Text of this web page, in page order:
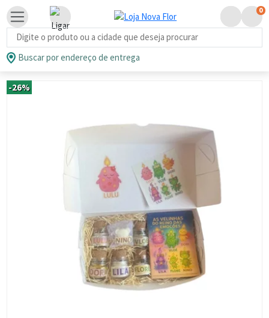
Busca de produtos
0
Buscar por endereço de entrega
-26%